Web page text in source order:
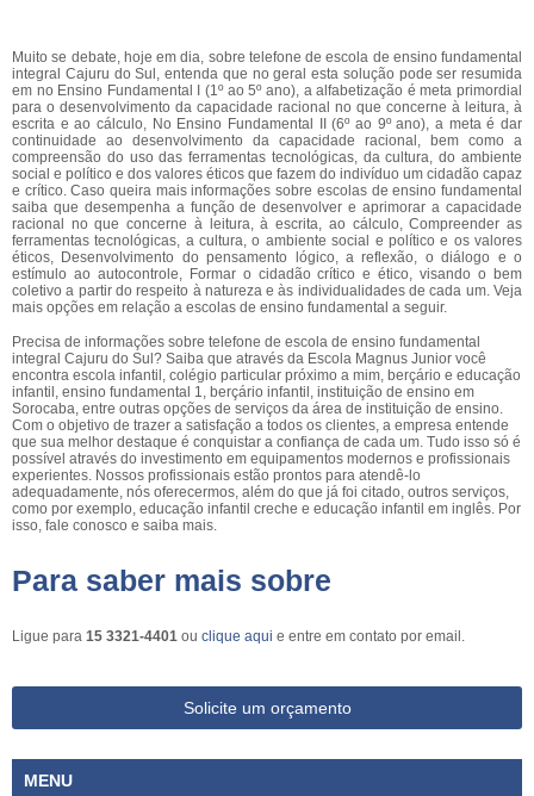
Muito se debate, hoje em dia, sobre telefone de escola de ensino fundamental
integral Cajuru do Sul, entenda que no geral esta solução pode ser resumida
em no Ensino Fundamental I (1º ao 5º ano), a alfabetização é meta primordial
para o desenvolvimento da capacidade racional no que concerne à leitura, à
escrita e ao cálculo, No Ensino Fundamental II (6º ao 9º ano), a meta é dar
continuidade ao desenvolvimento da capacidade racional, bem como a
compreensão do uso das ferramentas tecnológicas, da cultura, do ambiente
social e político e dos valores éticos que fazem do indivíduo um cidadão capaz
e crítico. Caso queira mais informações sobre escolas de ensino fundamental
saiba que desempenha a função de desenvolver e aprimorar a capacidade
racional no que concerne à leitura, à escrita, ao cálculo, Compreender as
ferramentas tecnológicas, a cultura, o ambiente social e político e os valores
éticos, Desenvolvimento do pensamento lógico, a reflexão, o diálogo e o
estímulo ao autocontrole, Formar o cidadão crítico e ético, visando o bem
coletivo a partir do respeito à natureza e às individualidades de cada um. Veja
mais opções em relação a escolas de ensino fundamental a seguir.
Precisa de informações sobre telefone de escola de ensino fundamental
integral Cajuru do Sul? Saiba que através da Escola Magnus Junior você
encontra escola infantil, colégio particular próximo a mim, berçário e educação
infantil, ensino fundamental 1, berçário infantil, instituição de ensino em
Sorocaba, entre outras opções de serviços da área de instituição de ensino.
Com o objetivo de trazer a satisfação a todos os clientes, a empresa entende
que sua melhor destaque é conquistar a confiança de cada um. Tudo isso só é
possível através do investimento em equipamentos modernos e profissionais
experientes. Nossos profissionais estão prontos para atendê-lo
adequadamente, nós oferecermos, além do que já foi citado, outros serviços,
como por exemplo, educação infantil creche e educação infantil em inglês. Por
isso, fale conosco e saiba mais.
Para saber mais sobre
Ligue para 15 3321-4401 ou clique aqui e entre em contato por email.
Solicite um orçamento
MENU